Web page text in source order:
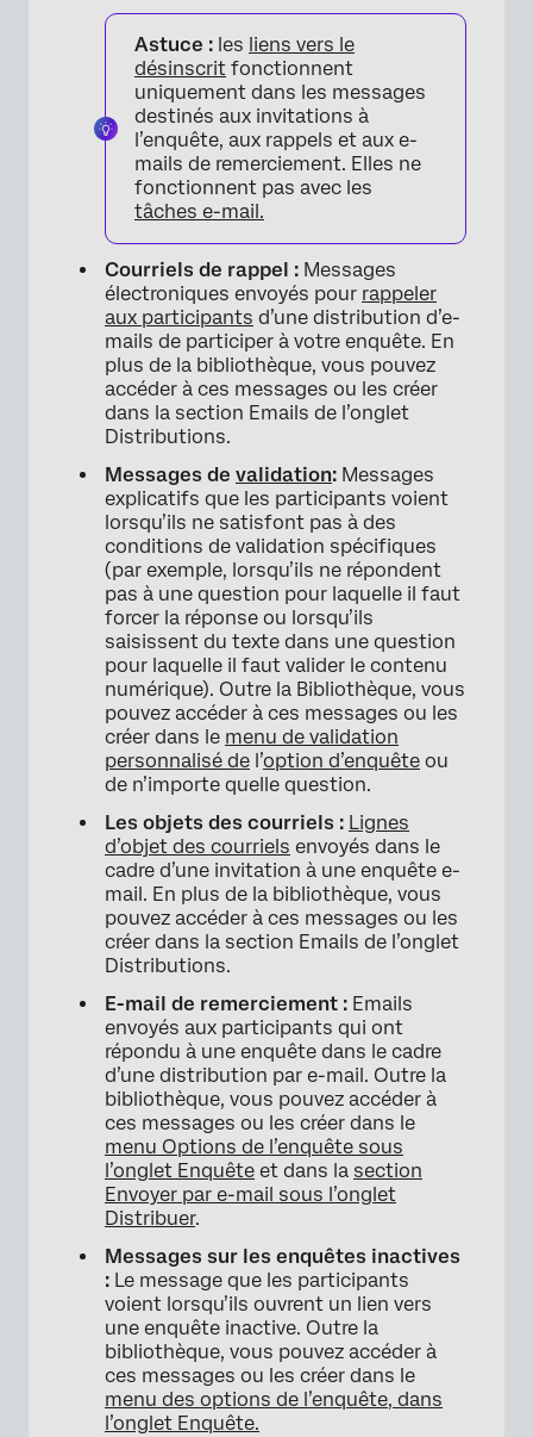
Astuce : les liens vers le
désinscrit fonctionnent
uniquement dans les messages
destinés aux invitations à
l’enquête, aux rappels et aux e-
mails de remerciement. Elles ne
fonctionnent pas avec les
tâches e-mail.
Courriels de rappel : Messages
électroniques envoyés pour rappeler
aux participants d’une distribution d’e-
mails de participer à votre enquête. En
plus de la bibliothèque, vous pouvez
accéder à ces messages ou les créer
dans la section Emails de l’onglet
Distributions.
Messages de validation: Messages
explicatifs que les participants voient
lorsqu’ils ne satisfont pas à des
conditions de validation spécifiques
(par exemple, lorsqu’ils ne répondent
pas à une question pour laquelle il faut
forcer la réponse ou lorsqu’ils
saisissent du texte dans une question
pour laquelle il faut valider le contenu
numérique). Outre la Bibliothèque, vous
pouvez accéder à ces messages ou les
créer dans le menu de validation
personnalisé de l’option d’enquête ou
de n’importe quelle question.
Les objets des courriels : Lignes
d’objet des courriels envoyés dans le
cadre d’une invitation à une enquête e-
mail. En plus de la bibliothèque, vous
pouvez accéder à ces messages ou les
créer dans la section Emails de l’onglet
Distributions.
E-mail de remerciement : Emails
envoyés aux participants qui ont
répondu à une enquête dans le cadre
d’une distribution par e-mail. Outre la
bibliothèque, vous pouvez accéder à
ces messages ou les créer dans le
menu Options de l’enquête sous
l’onglet Enquête et dans la section
Envoyer par e-mail sous l’onglet
Distribuer.
Messages sur les enquêtes inactives
: Le message que les participants
voient lorsqu’ils ouvrent un lien vers
une enquête inactive. Outre la
bibliothèque, vous pouvez accéder à
ces messages ou les créer dans le
menu des options de l’enquête, dans
l’onglet Enquête.